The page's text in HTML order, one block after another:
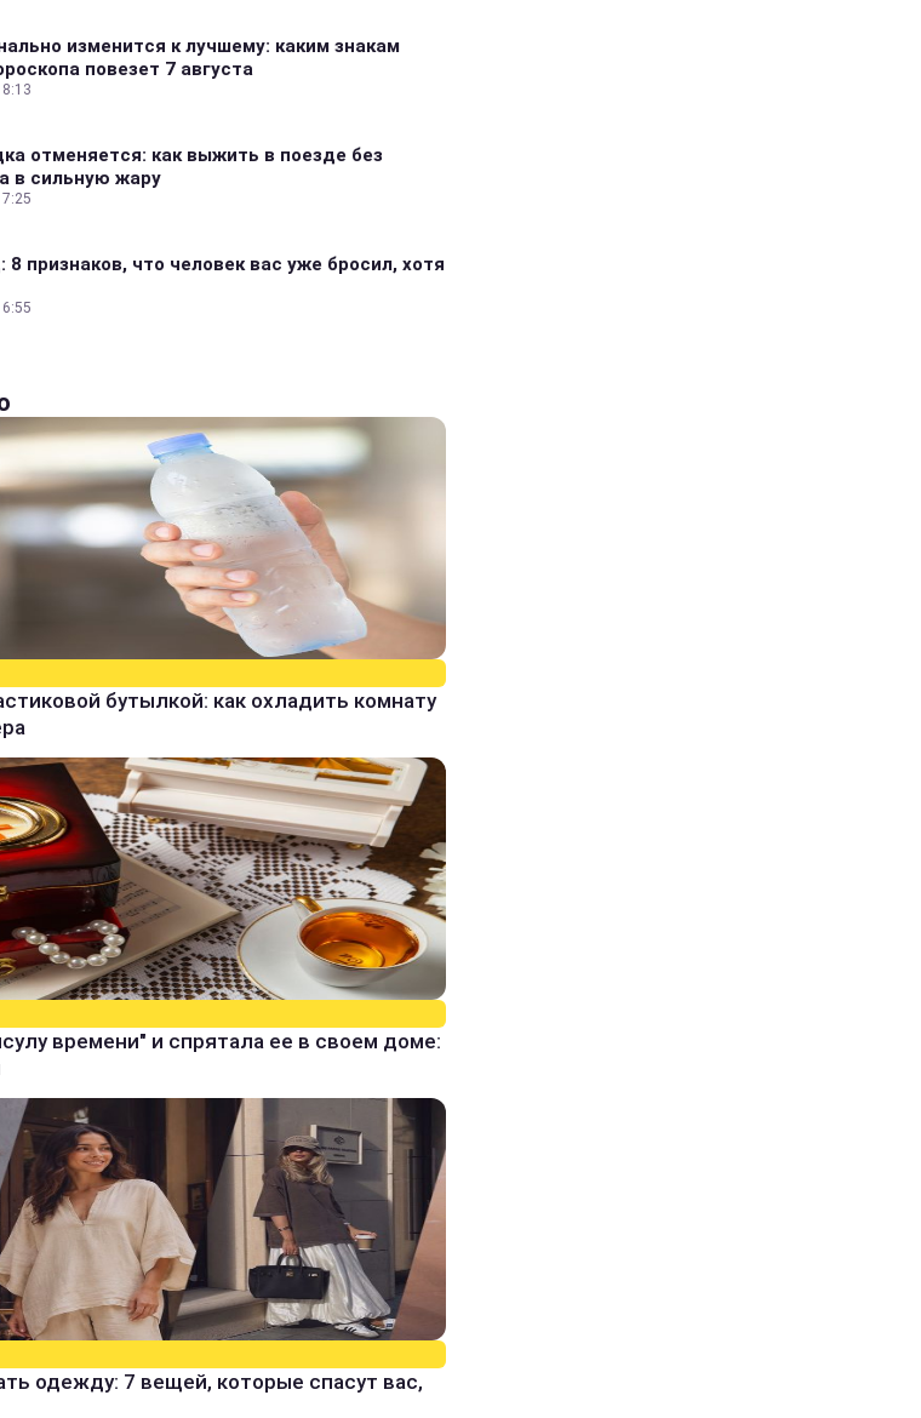
изменится к лучшему: каким знакам
повезет 7 августа
отменяется: как выжить в поезде без
в сильную жару
8 признаков, что человек вас уже бросил, хотя
бутылкой: как охладить комнату
времени" и спрятала ее в своем доме:
одежду: 7 вещей, которые спасут вас,